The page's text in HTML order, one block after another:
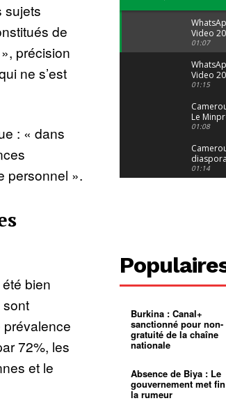
sujets
de
précision
ne s’est
: « dans
personnel ».
bien
72%, les
et le
Video
04 at 15
01:07
Video
29 at 12
01:15
Le
alerte
jeunes
01:08
suivra-t-
l’appel
01:14
400 000
pasteur
L’État
d’or
Entre
mentale
01:12
à
mettra-
01:12
Burkina : Canal+
sanctionné pour non-
gratuité de la chaîne
nationale
Absence de Biya : Le
gouvernement met
la rumeur